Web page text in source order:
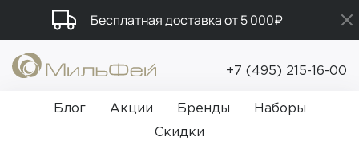
Бесплатная доставка от 5 000₽
Промокод ПРИВЕТ
Подарки в каждый заказ от 5 000₽
+7 (495) 215-16-00
Блог Акции Бренды
Наборы
Скидки